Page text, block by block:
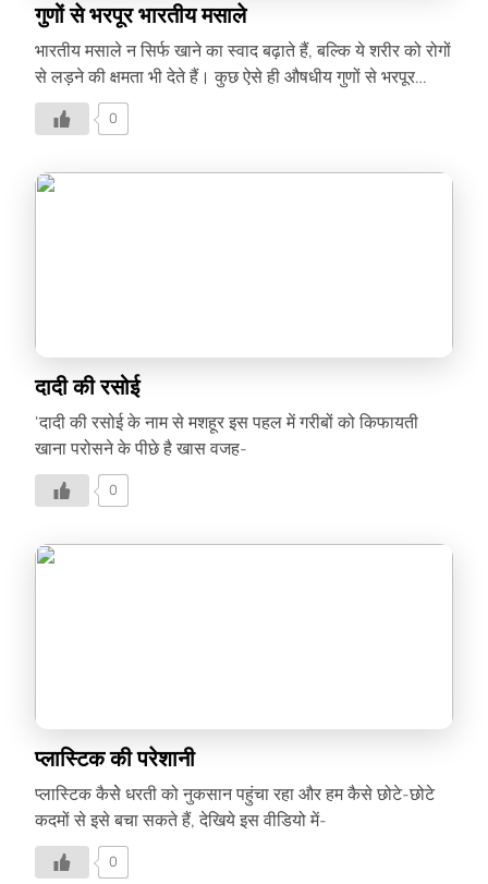
गुणों से भरपूर भारतीय मसाले
भारतीय मसाले न सिर्फ खाने का स्वाद बढ़ाते हैं, बल्कि ये शरीर को रोगों
से लड़ने की क्षमता भी देते हैं। कुछ ऐसे ही औषधीय गुणों से भरपूर
मसालों के बारे में जानिए।
0
दादी की रसोई
‘दादी की रसोई के नाम से मशहूर इस पहल में गरीबों को किफायती
खाना परोसने के पीछे है खास वजह-
0
प्लास्टिक की परेशानी
प्लास्टिक कैसेे धरती को नुकसान पहुंचा रहा और हम कैसे छोटे-छोटे
कदमों से इसे बचा सकते हैं, देखिये इस वीडियो में-
0